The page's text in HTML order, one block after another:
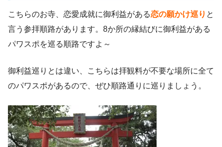
こちらのお寺、恋愛成就に御利益がある恋の願かけ巡り と
言う参拝順路があります。8か所の縁結びに御利益がある
パワスポを巡る順路ですよ～
御利益巡りとは違い、こちらは拝観料が不要な場所に全て
のパワスポがあるので、ぜひ順路通りに巡りましょう。